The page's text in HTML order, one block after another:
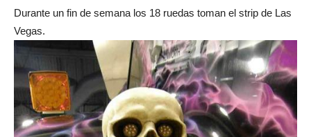
Durante un fin de semana los 18 ruedas toman el strip de Las
Vegas.